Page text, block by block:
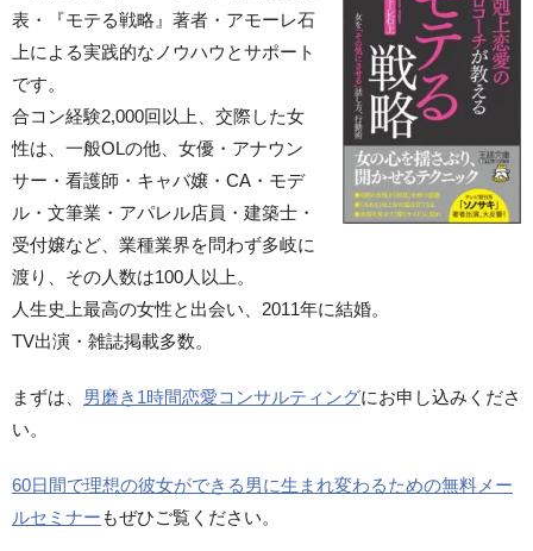
表・『モテる戦略』著者・アモーレ石
上による実践的なノウハウとサポート
です。
合コン経験2,000回以上、交際した女
性は、一般OLの他、女優・アナウン
サー・看護師・キャバ嬢・CA・モデ
ル・文筆業・アパレル店員・建築士・
受付嬢など、業種業界を問わず多岐に
渡り、その人数は100人以上。
人生史上最高の女性と出会い、2011年に結婚。
TV出演・雑誌掲載多数。
まずは、 男磨き1時間恋愛コンサルティングにお申し込みくださ
い。
60日間で理想の彼女ができる男に生まれ変わるための無料メー
ルセミナー もぜひご覧ください。